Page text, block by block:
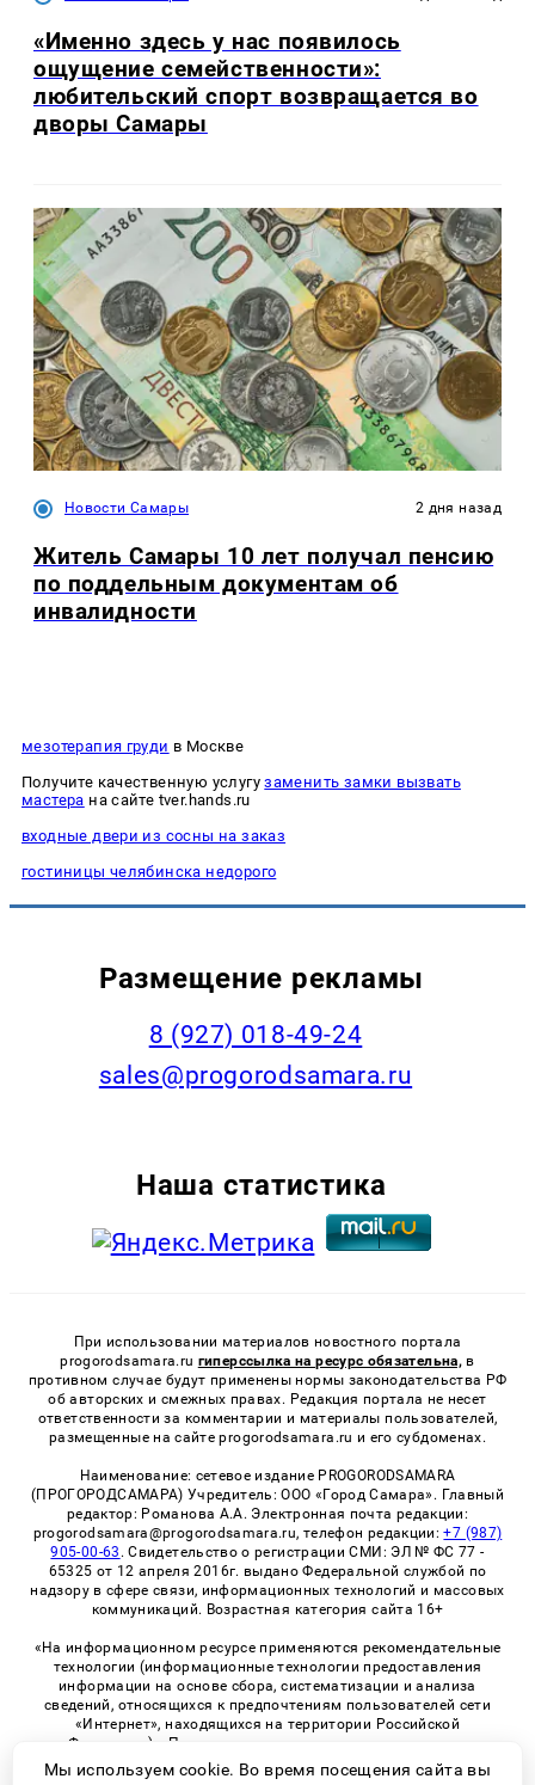
«Именно здесь у нас появилось
ощущение семейственности»:
любительский спорт возвращается во
дворы Самары
Новости Самары 2 дня назад
Житель Самары 10 лет получал пенсию
по поддельным документам об
инвалидности
мезотерапия груди в Москве
Получите качественную услугузаменить замки вызвать
мастера на сайте tver.hands.ru
входные двери из сосны на заказ
гостиницы челябинска недорого
Размещение рекламы
8 (927) 018-49-24
sales@progorodsamara.ru
Наша статистика
При использовании материалов новостного портала
progorodsamara.ru гиперссылка на ресурс обязательна, в
противном случае будут применены нормы законодательства РФ
об авторских и смежных правах. Редакция портала не несет
ответственности за комментарии и материалы пользователей,
размещенные на сайте progorodsamara.ru и его субдоменах.
Наименование: сетевое издание PROGORODSAMARA
(ПРОГОРОДСАМАРА) Учредитель: ООО «Город Самара». Главный
редактор: Романова А.А. Электронная почта редакции:
progorodsamara@progorodsamara.ru, телефон редакции:+7 (987)
905-00-63 . Свидетельство о регистрации СМИ: ЭЛ № ФС 77 -
65325 от 12 апреля 2016г. выдано Федеральной службой по
надзору в сфере связи, информационных технологий и массовых
коммуникаций. Возрастная категория сайта 16+
«На информационном ресурсе применяются рекомендательные
технологии (информационные технологии предоставления
информации на основе сбора, систематизации и анализа
сведений, относящихся к предпочтениям пользователей сети
«Интернет», находящихся на территории Российской
Федерации)». Правила применения рекомендательных
технологий в виджетах рекламно-обменной сети
«СМИ2» (PDF)
Мы используем cookie. Во время посещения сайта вы